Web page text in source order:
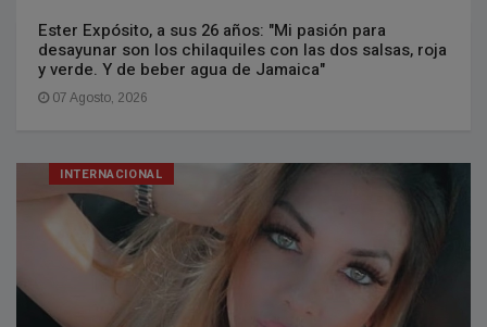
Ester Expósito, a sus 26 años: "Mi pasión para
desayunar son los chilaquiles con las dos salsas, roja
y verde. Y de beber agua de Jamaica"
07 Agosto, 2026
INTERNACIONAL